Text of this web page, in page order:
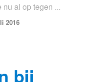
al op tegen ...
2016
bij